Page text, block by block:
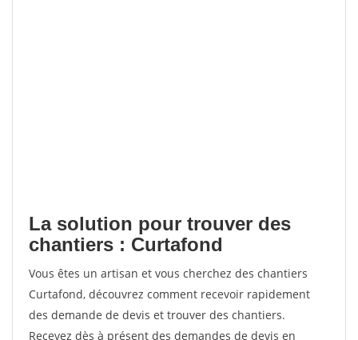
La solution pour trouver des
chantiers : Curtafond
Vous êtes un artisan et vous cherchez des chantiers
Curtafond, découvrez comment recevoir rapidement
des demande de devis et trouver des chantiers.
Recevez dès à présent des demandes de devis en